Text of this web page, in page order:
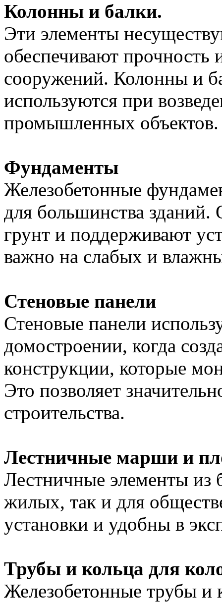
Колонны и балки.
Эти элементы
обеспечивают прочность
сооружений. Колонны и
используются при
промышленных объектов.
Фундаменты
Железобетонные
для большинства зданий.
грунт и поддерживают
важно на слабых и
Стеновые панели
Стеновые панели
домостроении, когда
конструкции, которые
Это позволяет
строительства.
Лестничные марши и
Лестничные элементы из
жилых, так и для
установки и удобны в
Трубы и кольца для
Железобетонные трубы и